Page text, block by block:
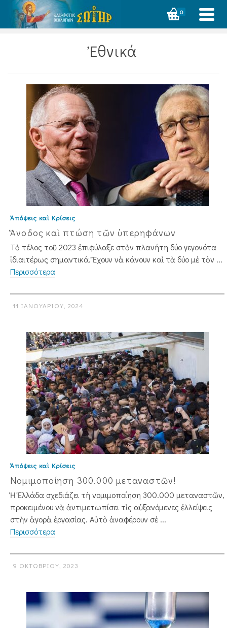
0
Ἐθνικά
Ἀπόψεις καὶ Κρίσεις
Ἄνοδος καὶ πτώση τῶν ὑπερηφάνων
Τὸ τέλος τοῦ 2023 ἐπιφύλαξε στὸν πλανήτη δύο γεγονότα
ἰδιαιτέρως σημαντικά. Ἔχουν νὰ κάνουν καὶ τὰ δύο μὲ τὸν ...
Περισσότερα
11 ΙΑΝΟΥΑΡΊΟΥ, 2024
Ἀπόψεις καὶ Κρίσεις
Νομιμοποίηση 300.000 μεταναστῶν!
Ἡ Ἑλλάδα σχεδιάζει τὴ νομιμοποίηση 300.000 μεταναστῶν,
προκειμένου νὰ ἀντιμετωπίσει τὶς αὐξανόμενες ἐλλείψεις
στὴν ἀγορὰ ἐργασίας. Αὐτὸ ἀναφέρουν σὲ ...
Περισσότερα
9 ΟΚΤΩΒΡΊΟΥ, 2023